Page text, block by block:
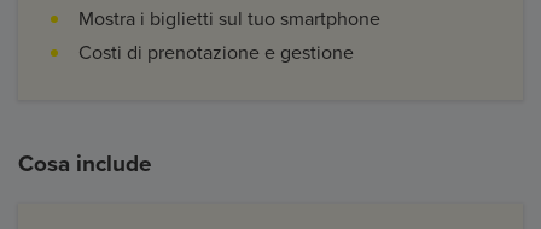
Mostra i biglietti sul tuo smartphone
Costi di prenotazione e gestione
Cosa include